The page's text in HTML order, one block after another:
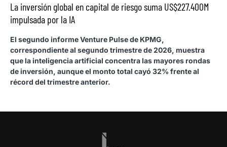
La inversión global en capital de riesgo suma US$227.400M
impulsada por la IA
El segundo informe Venture Pulse de KPMG,
correspondiente al segundo trimestre de 2026, muestra
que la inteligencia artificial concentra las mayores rondas
de inversión, aunque el monto total cayó 32% frente al
récord del trimestre anterior.